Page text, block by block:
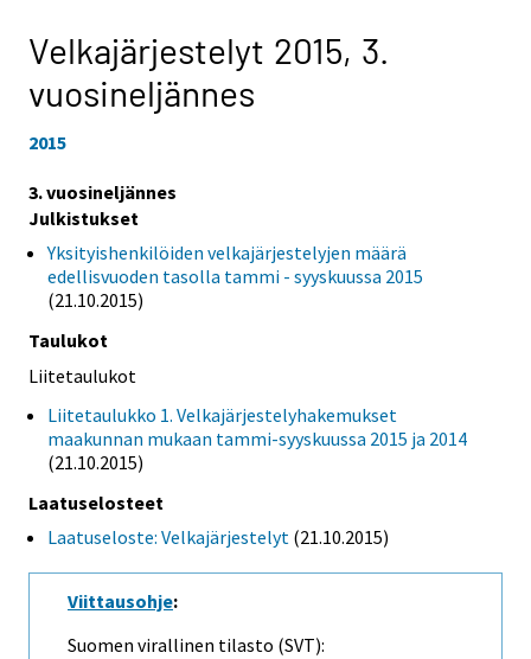
Velkajärjestelyt 2015, 3.
vuosineljännes
2015
3. vuosineljännes
Julkistukset
Yksityishenkilöiden velkajärjestelyjen määrä
edellisvuoden tasolla tammi - syyskuussa 2015
(21.10.2015)
Taulukot
Liitetaulukot
Liitetaulukko 1. Velkajärjestelyhakemukset
maakunnan mukaan tammi-syyskuussa 2015 ja 2014
(21.10.2015)
Laatuselosteet
Laatuseloste: Velkajärjestelyt (21.10.2015)
Viittausohje:
Suomen virallinen tilasto (SVT):